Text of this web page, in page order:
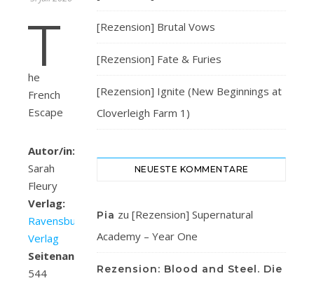
T
he
French
Escape
Autor/in:
Sarah
Fleury
Verlag:
Ravensburger
Verlag
Seitenanzahl:
544
[Rezension] Brutal Vows
[Rezension] Fate & Furies
[Rezension] Ignite (New Beginnings at
Cloverleigh Farm 1)
NEUESTE KOMMENTARE
Pia zu [Rezension] Supernatural
Academy – Year One
Rezension: Blood and Steel. Die